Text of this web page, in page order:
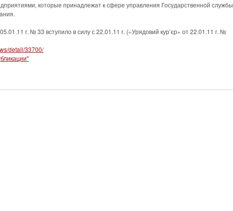
которые принадлежат к сфере управления Государственной службы
г. № 33 вступило в силу с 22.01.11 г. («Урядовий кур’єр» от 22.01.11 г. №
detail/33700/